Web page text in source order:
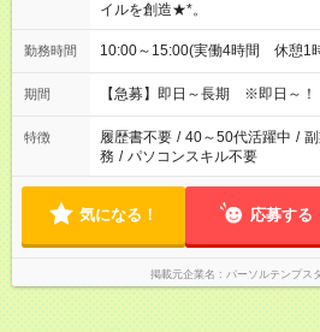
イルを創造★*。
勤務時間 10:00～15:00(実働4時間 休憩1
期間 【急募】即日～長期 ※即日～！
特徴 履歴書不要 / 40～50代活躍中 /
務 / パソコンスキル不要
気になる！ 応募する
掲載元企業名 パーソルテンプス